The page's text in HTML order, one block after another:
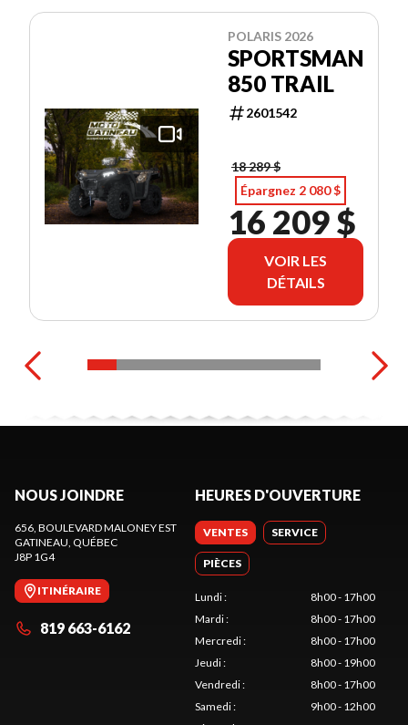
POLARIS 2026
SPORTSMAN
850 TRAIL
2601542
18 289 $
Épargnez 2 080 $
16 209 $
VOIR LES
DÉTAILS
NOUS JOINDRE
656, BOULEVARD MALONEY EST
GATINEAU, QUÉBEC
J8P 1G4
ITINÉRAIRE
819 663-6162
HEURES D'OUVERTURE
VENTES SERVICE
PIÈCES
Lundi:
8h00 - 17h00
Mardi:
8h00 - 17h00
Mercredi:
8h00 - 17h00
Jeudi:
8h00 - 19h00
Vendredi:
8h00 - 17h00
Samedi:
9h00 - 12h00